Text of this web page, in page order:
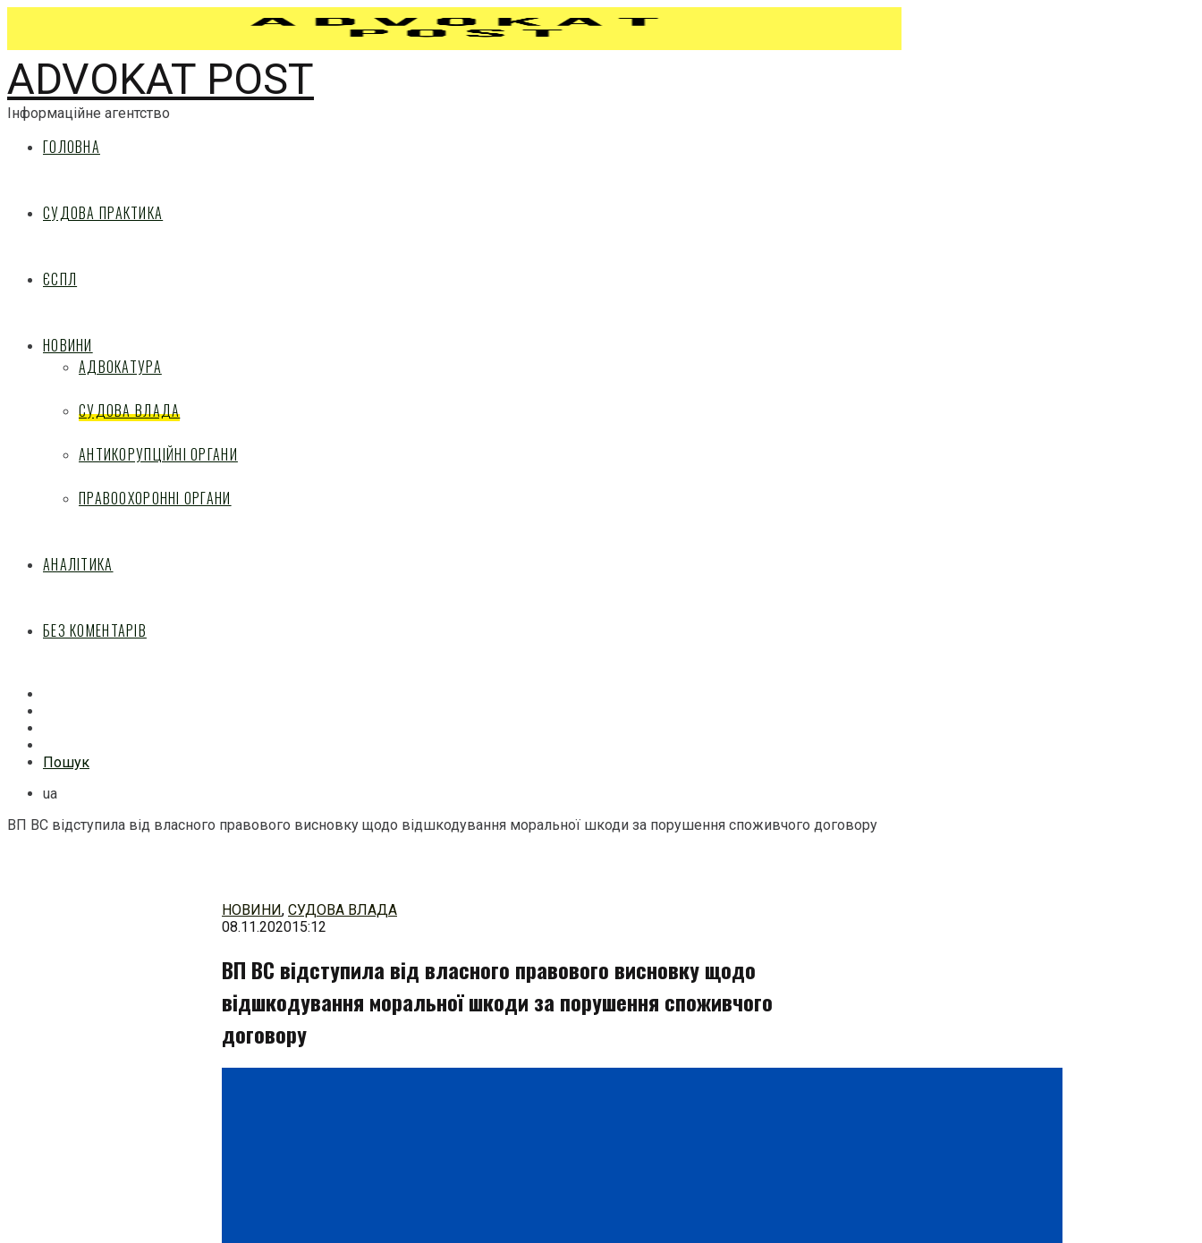
ADVOKAT POST
Інформаційне агентство
ГОЛОВНА
СУДОВА ПРАКТИКА
ЄСПЛ
НОВИНИ
АДВОКАТУРА
СУДОВА ВЛАДА
АНТИКОРУПЦІЙНІ ОРГАНИ
ПРАВООХОРОННІ ОРГАНИ
АНАЛІТИКА
БЕЗ КОМЕНТАРІВ
Пошук
ua
ВП ВС відступила від власного правового висновку щодо відшкодування моральної шкоди за порушення споживчого договору
НОВИНИ, СУДОВА ВЛАДА
08.11.202015:12
ВП ВС відступила від власного правового висновку щодо
відшкодування моральної шкоди за порушення споживчого
договору